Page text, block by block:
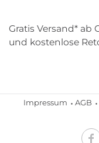
Gratis Versand* ab
und kostenlose
Impressum AGB